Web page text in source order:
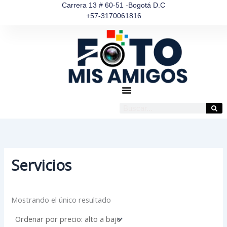
Carrera 13 # 60-51 -Bogotá D.C
+57-3170061816
Servicios
Mostrando el único resultado